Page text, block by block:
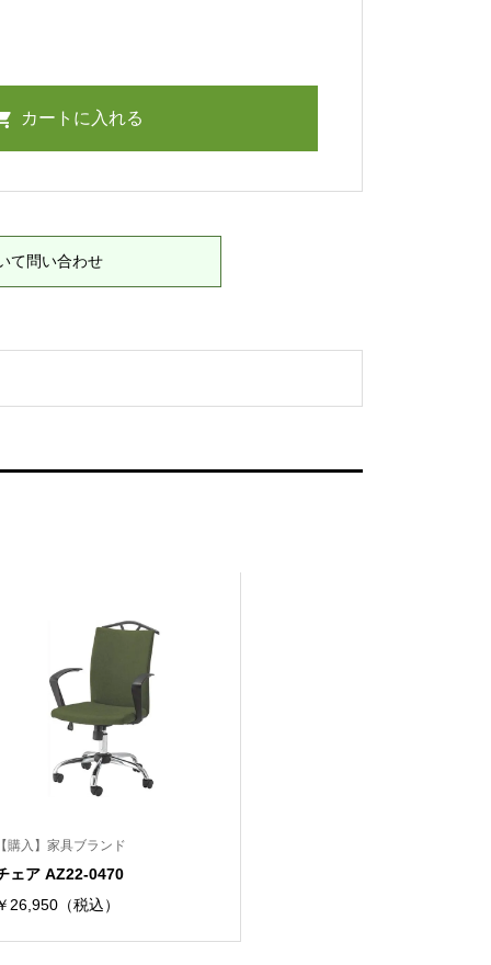
て問い合わせ
購入】家具ブランド
ェア AZ22-0470
26,950（税込）